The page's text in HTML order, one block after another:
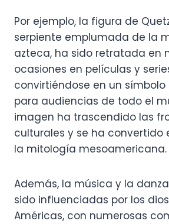
Por ejemplo, la figura de
serpiente emplumada de la
azteca, ha sido retratada en
ocasiones en películas y
convirtiéndose en un
para audiencias de todo el
imagen ha trascendido las
culturales y se ha convertido
la mitología mesoamericana.
Además, la música y la
sido influenciadas por los
Américas, con numerosas